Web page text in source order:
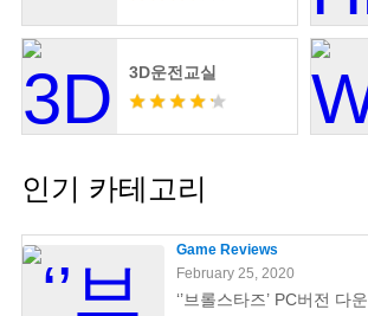
3D운전교실
인기 카테고리
Game Reviews
February 25, 2020
‘’브롤스타즈’ PC버전 다운